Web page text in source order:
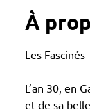
À
Les Fascinés
L’an 30, en
et de sa